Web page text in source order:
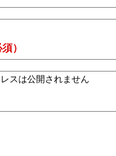
須）
スは公開されません